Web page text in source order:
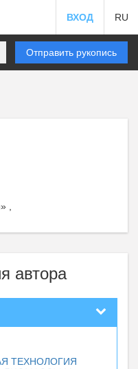
ВХОД RU
Отправить рукопись
,
автора
ТЕХНОЛОГИЯ